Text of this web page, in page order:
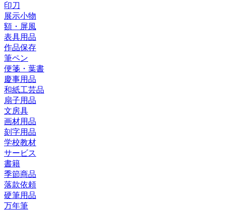
印刀
展示小物
額・屏風
表具用品
作品保存
筆ペン
便箋・葉書
慶事用品
和紙工芸品
扇子用品
文房具
画材用品
刻字用品
学校教材
サービス
書籍
季節商品
落款依頼
硬筆用品
万年筆